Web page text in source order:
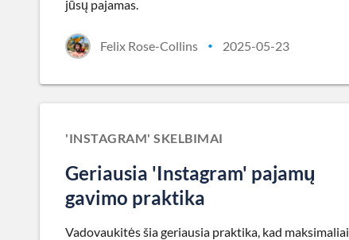
jūsų pajamas.
Felix Rose-Collins • 2025-05-23
'INSTAGRAM' SKELBIMAI
Geriausia 'Instagram' pajamų
gavimo praktika
Vadovaukitės šia geriausia praktika, kad maksimaliai